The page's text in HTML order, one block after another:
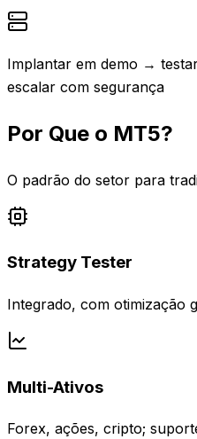
Implantar em demo →
escalar com segurança
Por Que o MT5?
O padrão do setor para
Strategy Tester
Integrado, com otimização
Multi-Ativos
Forex, ações, cripto;